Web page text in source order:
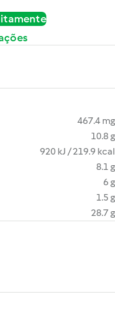
467.4 mg
10.8 g
920 kJ / 219.9 kcal
8.1 g
6 g
1.5 g
28.7 g